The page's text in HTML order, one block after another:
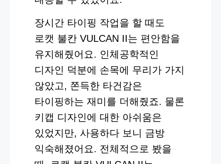
장시간 타이핑 작업을 할 때도
로캣 불칸 VULCAN II는 편안함을
유지해줬어요. 인체공학적인
디자인 덕분에 손목에 무리가 가지
않았고, 쫀득한 타건감은
타이핑하는 재미를 더해줬죠. 물론
키캡 디자인에 대한 아쉬움은
있었지만, 사용하다 보니 금방
익숙해졌어요. 전체적으로 봤을